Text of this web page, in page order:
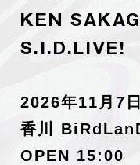
KEN
S.I.D.LIVE!
2026年11月7
香川
OPEN 15:00